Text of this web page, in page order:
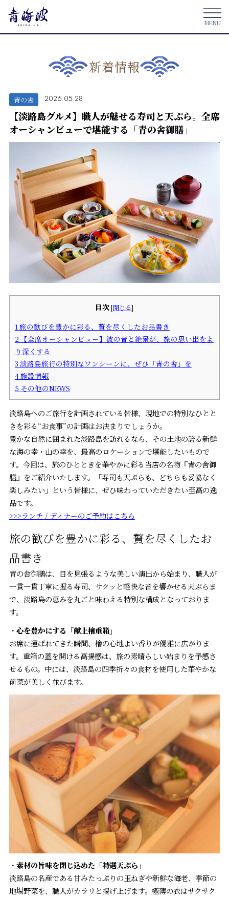
新着情報
青の舎 2026.05.28
【淡路島グルメ】職人が魅せる寿司と天ぷら。全席
オーシャンビューで堪能する「青の舎御膳」
目次[閉じる]
1 旅の歓びを豊かに彩る、贅を尽くしたお品書き
2 【全席オーシャンビュー】波の音と絶景が、旅の思い出をよ
り深くする
3 淡路島旅行の特別なワンシーンに、ぜひ「青の舎」を
4施設情報
5 その他のNEWS
淡路島へのご旅行を計画されている皆様、現地での特別なひとと
きを彩る“お食事”の計画はお決まりでしょうか。
豊かな自然に囲まれた淡路島を訪れるなら、その土地の誇る新鮮
な海の幸・山の幸を、最高のロケーションで堪能したいもので
す。今回は、旅のひとときを華やかに彩る当店の名物『青の舎御
膳』をご紹介いたします。「寿司も天ぷらも、どちらも妥協なく
楽しみたい」という皆様に、ぜひ味わっていただきたい至高の逸
品です。
>>>ランチ / ディナーのご予約はこちら
旅の歓びを豊かに彩る、贅を尽くしたお
品書き
青の舎御膳は、目を見張るような美しい演出から始まり、職人が
一貫一貫丁寧に握る寿司、サクッと軽快な音を響かせる天ぷらま
で、淡路島の恵みを丸ごと味わえる特別な構成となっておりま
す。
・ 心を豊かにする「献上檜重箱」
お席に運ばれてきた瞬間、檜の心地よい香りが優雅に広がりま
す。重箱の蓋を開ける高揚感は、旅の素晴らしい始まりを予感さ
せるもの。中には、淡路島の四季折々の食材を使用した華やかな
前菜が美しく並びます。
・ 素材の旨味を閉じ込めた「特選天ぷら」
淡路島の名産である甘みたっぷりの玉ねぎや新鮮な海老、季節の
地場野菜を、職人がカラリと揚げ上げます。極薄の衣はサクサク